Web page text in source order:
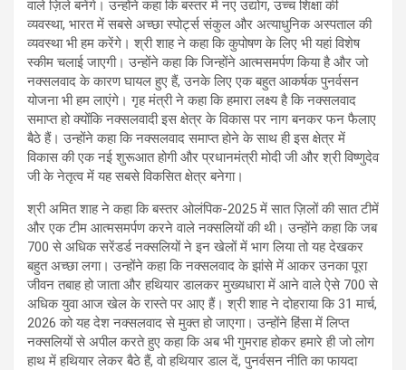
वाले ज़िले बनेंगे। उन्होंने कहा कि बस्तर में नए उद्योग, उच्च शिक्षा की
व्यवस्था, भारत में सबसे अच्छा स्पोर्ट्स संकुल और अत्याधुनिक अस्पताल की
व्यवस्था भी हम करेंगे। श्री शाह ने कहा कि कुपोषण के लिए भी यहां विशेष
स्कीम चलाई जाएगी। उन्होंने कहा कि जिन्होंने आत्मसमर्पण किया है और जो
नक्सलवाद के कारण घायल हुए हैं, उनके लिए एक बहुत आकर्षक पुनर्वसन
योजना भी हम लाएंगे। गृह मंत्री ने कहा कि हमारा लक्ष्य है कि नक्सलवाद
समाप्त हो क्योंकि नक्सलवादी इस क्षेत्र के विकास पर नाग बनकर फन फैलाए
बैठे हैं। उन्होंने कहा कि नक्सलवाद समाप्त होने के साथ ही इस क्षेत्र में
विकास की एक नई शुरूआत होगी और प्रधानमंत्री मोदी जी और श्री विष्णुदेव
जी के नेतृत्व में यह सबसे विकसित क्षेत्र बनेगा।
श्री अमित शाह ने कहा कि बस्तर ओलंपिक-2025 में सात ज़िलों की सात टीमें
और एक टीम आत्मसमर्पण करने वाले नक्सलियों की थी। उन्होंने कहा कि जब
700 से अधिक सरेंडर्ड नक्सलियों ने इन खेलों में भाग लिया तो यह देखकर
बहुत अच्छा लगा। उन्होंने कहा कि नक्सलवाद के झांसे में आकर उनका पूरा
जीवन तबाह हो जाता और हथियार डालकर मुख्यधारा में आने वाले ऐसे 700 से
अधिक युवा आज खेल के रास्ते पर आए हैं। श्री शाह ने दोहराया कि 31 मार्च,
2026 को यह देश नक्सलवाद से मुक्त हो जाएगा। उन्होंने हिंसा में लिप्त
नक्सलियों से अपील करते हुए कहा कि अब भी गुमराह होकर हमारे ही जो लोग
हाथ में हथियार लेकर बैठे हैं, वो हथियार डाल दें, पुनर्वसन नीति का फायदा